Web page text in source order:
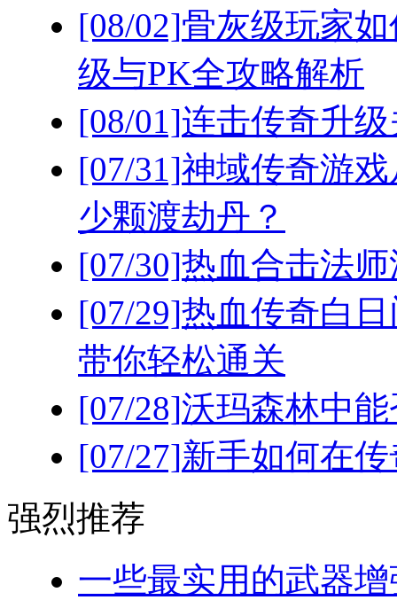
[08/02]骨灰级玩家
级与PK全攻略解析
[08/01]连击传奇升
[07/31]神域传奇游
少颗渡劫丹？
[07/30]热血合击法
[07/29]热血传奇白
带你轻松通关
[07/28]沃玛森林中
[07/27]新手如何在
强烈推荐
一些最实用的武器